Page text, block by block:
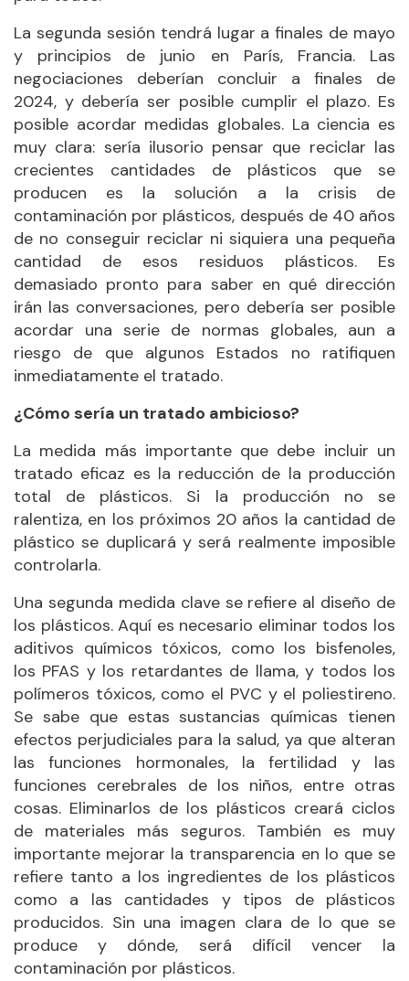
La segunda sesión tendrá lugar a finales de mayo
y principios de junio en París, Francia. Las
negociaciones deberían concluir a finales de
2024, y debería ser posible cumplir el plazo. Es
posible acordar medidas globales. La ciencia es
muy clara: sería ilusorio pensar que reciclar las
crecientes cantidades de plásticos que se
producen es la solución a la crisis de
contaminación por plásticos, después de 40 años
de no conseguir reciclar ni siquiera una pequeña
cantidad de esos residuos plásticos. Es
demasiado pronto para saber en qué dirección
irán las conversaciones, pero debería ser posible
acordar una serie de normas globales, aun a
riesgo de que algunos Estados no ratifiquen
inmediatamente el tratado.
¿Cómo sería un tratado ambicioso?
La medida más importante que debe incluir un
tratado eficaz es la reducción de la producción
total de plásticos. Si la producción no se
ralentiza, en los próximos 20 años la cantidad de
plástico se duplicará y será realmente imposible
controlarla.
Una segunda medida clave se refiere al diseño de
los plásticos. Aquí es necesario eliminar todos los
aditivos químicos tóxicos, como los bisfenoles,
los PFAS y los retardantes de llama, y todos los
polímeros tóxicos, como el PVC y el poliestireno.
Se sabe que estas sustancias químicas tienen
efectos perjudiciales para la salud, ya que alteran
las funciones hormonales, la fertilidad y las
funciones cerebrales de los niños, entre otras
cosas. Eliminarlos de los plásticos creará ciclos
de materiales más seguros. También es muy
importante mejorar la transparencia en lo que se
refiere tanto a los ingredientes de los plásticos
como a las cantidades y tipos de plásticos
producidos. Sin una imagen clara de lo que se
produce y dónde, será difícil vencer la
contaminación por plásticos.